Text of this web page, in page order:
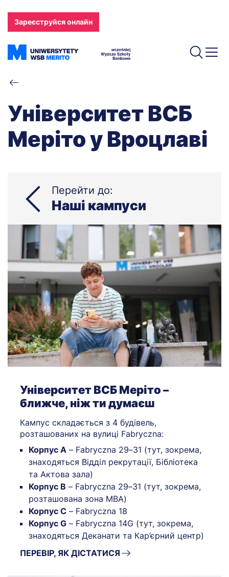
основного
вмісту
Зареєструйся онлайн
Рядок
навіґації
Університет ВСБ
Меріто у Вроцлаві
Перейти до:
Наші кампуси
Університет ВСБ Меріто –
ближче, ніж ти думаєш
Кампус складається з 4 будівель,
розташованих на вулиці Fabryczna:
Корпус A – Fabryczna 29–31 (тут, зокрема,
знаходяться Відділ рекрутації, Бібліотека
та Актова зала)
Корпус B – Fabryczna 29–31 (тут, зокрема,
розташована зона MBA)
Корпус C – Fabryczna 18
Корпус G – Fabryczna 14G (тут, зокрема,
знаходяться Деканати та Кар’єрний центр)
ПЕРЕВІР, ЯК ДІСТАТИСЯ